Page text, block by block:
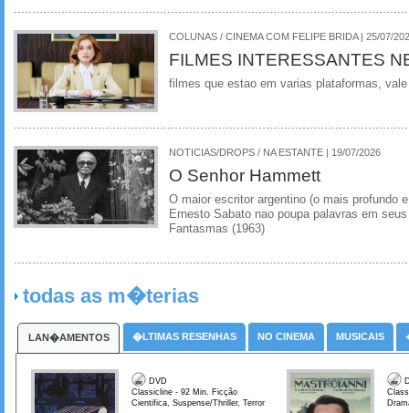
COLUNAS / CINEMA COM FELIPE BRIDA | 25/07/
FILMES INTERESSANTES
filmes que estao em varias plataformas,
NOTICIAS/DROPS / NA ESTANTE | 19/07/2026
O Senhor Hammett
O maior escritor argentino (o mais profundo
Ernesto Sabato nao poupa palavras em
Fantasmas (1963)
todas as m�terias
LAN�AMENTOS �LTIMAS RESENHAS NO CINEMA MUSICAIS
DVD
Classicline - 92 Min. Ficção
Cientifica, Suspense/Thriller, Terror